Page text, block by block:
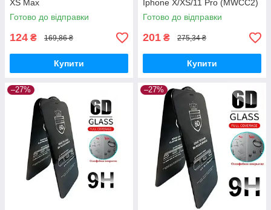
XS Max
Готово до відправки
124 ₴ 169,86 ₴
Купити
Iphone X/XS/11 Pro (MWCC2)
Готово до відправки
201 ₴ 275,34 ₴
Купити
–27% –27%